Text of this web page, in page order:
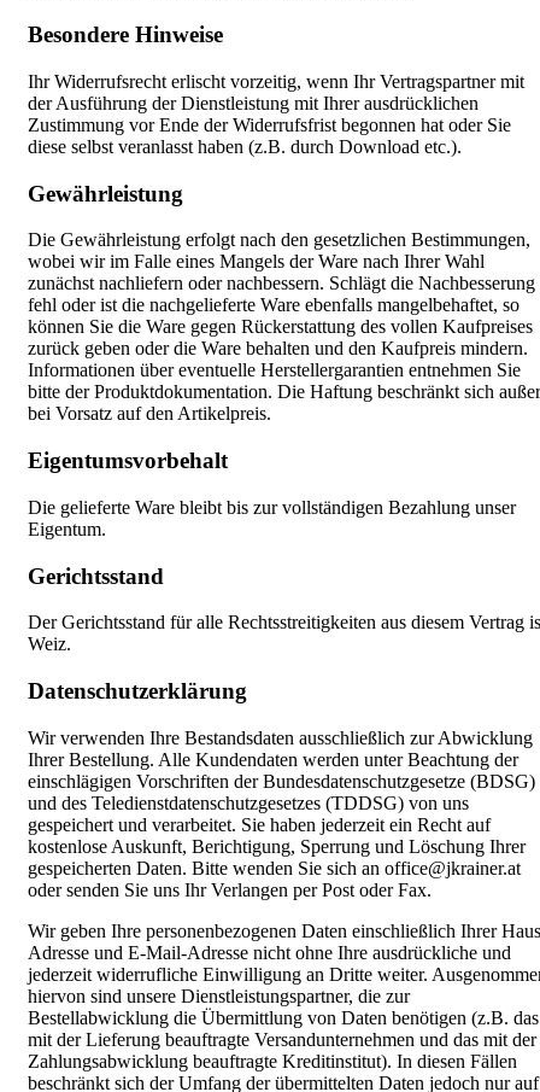
Besondere Hinweise
Ihr Widerrufsrecht erlischt vorzeitig, wenn Ihr Vertragspartner mit
der Ausführung der Dienstleistung mit Ihrer ausdrücklichen
Zustimmung vor Ende der Widerrufsfrist begonnen hat oder Sie
diese selbst veranlasst haben (z.B. durch Download etc.).
Gewährleistung
Die Gewährleistung erfolgt nach den gesetzlichen Bestimmungen,
wobei wir im Falle eines Mangels der Ware nach Ihrer Wahl
zunächst nachliefern oder nachbessern. Schlägt die Nachbesserung
fehl oder ist die nachgelieferte Ware ebenfalls mangelbehaftet, so
können Sie die Ware gegen Rückerstattung des vollen Kaufpreises
zurück geben oder die Ware behalten und den Kaufpreis mindern.
Informationen über eventuelle Herstellergarantien entnehmen Sie
bitte der Produktdokumentation. Die Haftung beschränkt sich außer
bei Vorsatz auf den Artikelpreis.
Eigentumsvorbehalt
Die gelieferte Ware bleibt bis zur vollständigen Bezahlung unser
Eigentum.
Gerichtsstand
Der Gerichtsstand für alle Rechtsstreitigkeiten aus diesem Vertrag
Weiz.
Datenschutzerklärung
Wir verwenden Ihre Bestandsdaten ausschließlich zur Abwicklung
Ihrer Bestellung. Alle Kundendaten werden unter Beachtung der
einschlägigen Vorschriften der Bundesdatenschutzgesetze (BDSG)
und des Teledienstdatenschutzgesetzes (TDDSG) von uns
gespeichert und verarbeitet. Sie haben jederzeit ein Recht auf
kostenlose Auskunft, Berichtigung, Sperrung und Löschung Ihrer
gespeicherten Daten. Bitte wenden Sie sich an office@jkrainer.at
oder senden Sie uns Ihr Verlangen per Post oder Fax.
Wir geben Ihre personenbezogenen Daten einschließlich Ihrer
Adresse und E-Mail-Adresse nicht ohne Ihre ausdrückliche und
jederzeit widerrufliche Einwilligung an Dritte weiter.
hiervon sind unsere Dienstleistungspartner, die zur
Bestellabwicklung die Übermittlung von Daten benötigen (z.B. das
mit der Lieferung beauftragte Versandunternehmen und das mit der
Zahlungsabwicklung beauftragte Kreditinstitut). In diesen Fällen
beschränkt sich der Umfang der übermittelten Daten jedoch nur auf